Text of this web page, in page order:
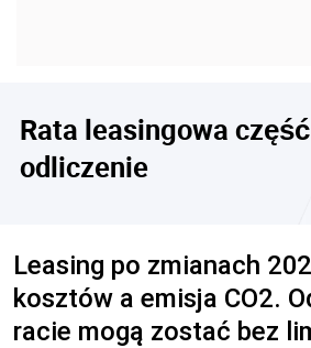
Rata leasingowa
odliczenie
Leasing po zmianach
kosztów a emisja CO2.
racie mogą zostać bez